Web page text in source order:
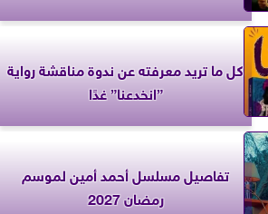
كل ما تريد معرفته عن ندوة مناقشة رواية
”انخدعنا” غدًا
تفاصيل مسلسل أحمد أمين لموسم
رمضان 2027